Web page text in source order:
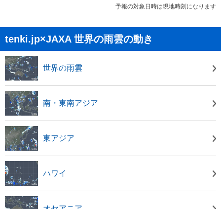
予報の対象日時は現地時刻になります
tenki.jp×JAXA 世界の雨雲の動き
世界の雨雲
南・東南アジア
東アジア
ハワイ